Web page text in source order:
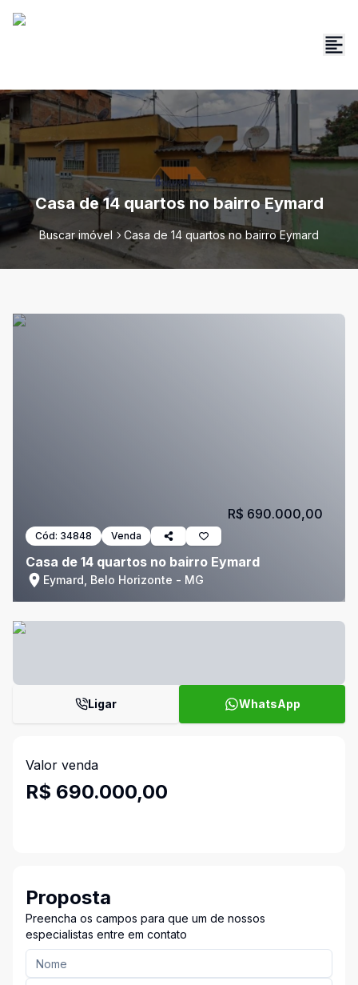
Casa de 14 quartos no bairro Eymard
Buscar imóvel Casa de 14 quartos no bairro Eymard
Cód: 34848 Venda
Casa de 14 quartos no bairro Eymard
Eymard, Belo Horizonte - MG
R$ 690.000,00
Ligar WhatsApp
Valor venda
R$ 690.000,00
Proposta
Preencha os campos para que um de nossos
especialistas entre em contato